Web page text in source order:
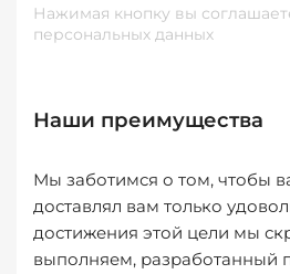
Нажимая кнопку вы
персональных данных
Наши преимущества
Мы заботимся о том, чтобы
доставлял вам только
достижения этой цели мы
выполняем, разработанный